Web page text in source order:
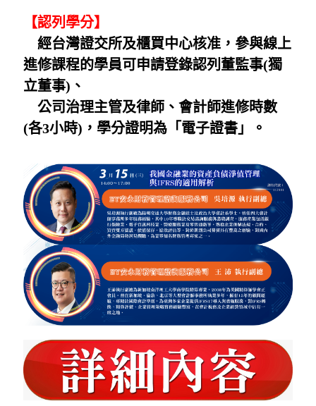
【認列學分】
經台灣證交所及櫃買中心核准，參與線上
進修課程的學員可申請登錄認列 董監事(獨
立董事)、
公司治理主管及律師、會計師進修時數
(各3小時)，學分證明為「電子證書」。